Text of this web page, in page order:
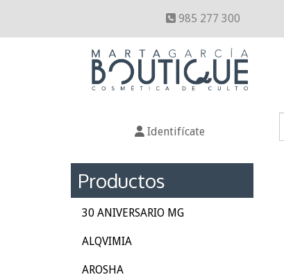
985 277 300
Identifícate
Productos
30 ANIVERSARIO MG
ALQVIMIA
AROSHA